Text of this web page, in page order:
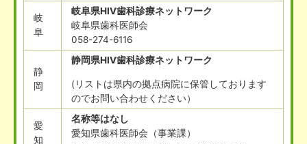
岐
阜
岐阜県HIV歯科診療ネットワーク
岐阜県歯科医師会
058-274-6116
静
岡
静岡県HIV歯科診療ネットワーク
(リストは県内の拠点病院に保管しております
のでお問い合わせください）
愛
知
名称等はなし
愛知県歯科医師会（事業課）